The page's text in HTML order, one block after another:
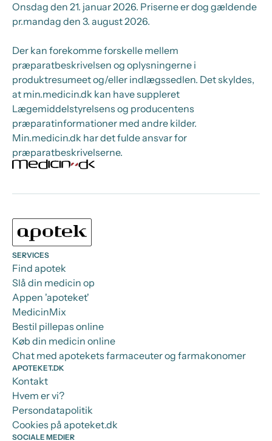
Onsdag den 21. januar 2026. Priserne er dog gældende
pr.mandag den 3. august 2026.
Der kan forekomme forskelle mellem
præparatbeskrivelsen og oplysningerne i
produktresumeet og/eller indlægssedlen. Det skyldes,
at min.medicin.dk kan have suppleret
Lægemiddelstyrelsens og producentens
præparatinformationer med andre kilder.
Min.medicin.dk har det fulde ansvar for
præparatbeskrivelserne.
SERVICES
Find apotek
Slå din medicin op
Appen 'apoteket'
MedicinMix
Bestil pillepas online
Køb din medicin online
Chat med apotekets farmaceuter og farmakonomer
APOTEKET.DK
Kontakt
Hvem er vi?
Persondatapolitik
Cookies på apoteket.dk
SOCIALE MEDIER